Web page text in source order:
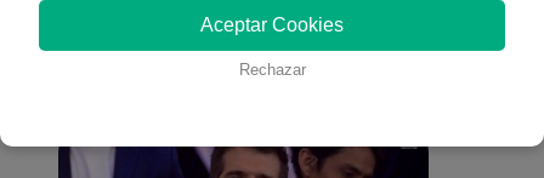
interesarAceptar Cookies
Rechazar